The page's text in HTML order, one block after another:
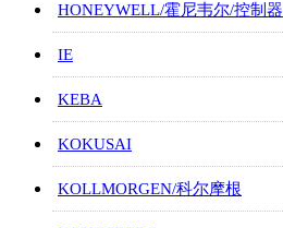
HONEYWELL/霍尼韦尔/控制器
IE
KEBA
KOKUSAI
KOLLMORGEN/科尔摩根